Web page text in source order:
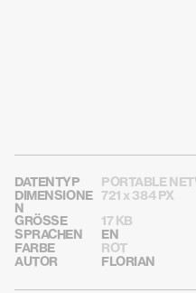
DATENTYP
PORTABLE
DIMENSIONE
N
721 x 384 PX
GRÖSSE
17 KB
SPRACHEN
EN
FARBE
ROT
AUTOR
FLORIAN